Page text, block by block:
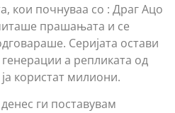
кои почнуваа со : Драг Ацо
прашањата и се
Серијата остави
а репликата од
користат милиони.
ги поставувам